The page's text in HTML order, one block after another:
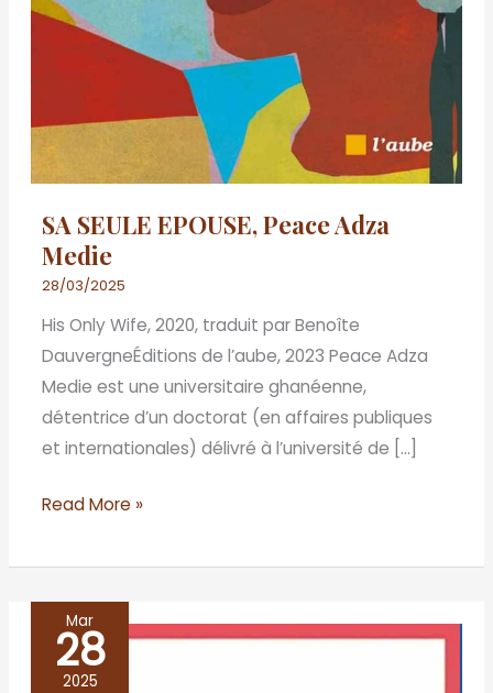
SA SEULE EPOUSE, Peace Adza
Medie
28/03/2025
His Only Wife, 2020, traduit par Benoîte
DauvergneÉditions de l’aube, 2023 Peace Adza
Medie est une universitaire ghanéenne,
détentrice d’un doctorat (en affaires publiques
et internationales) délivré à l’université de […]
Read More »
Mar
28
2025
UNE
MAGIE